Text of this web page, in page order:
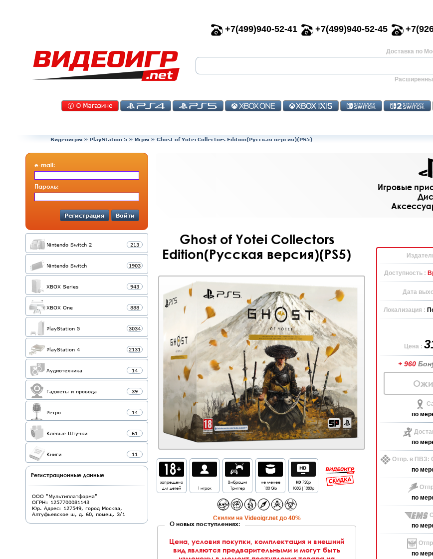
+7(499)940-52-41 +7(499)940-52-45
Доставка по
Видеоигры » PlayStation 5 » Игры » Ghost of Yotei Collectors Edition(Русская версия)(PS5)
e-mail:
Пароль:
Регистрация Войти
Nintendo Switch 2 213
Nintendo Switch 1903
XBOX Series 943
XBOX One 888
PlayStation 5 3034
PlayStation 4 2131
Аудиотехника 14
Гаджеты и провода 39
Ретро 14
Клёвые Штучки 61
Книги 11
Регистрационные данные
ООО "Мультиплатформа"
ОГРН: 1257700081143
Юр. Адрес: 127549, город Москва,
Алтуфьевское ш, д. 60, помещ. 3/1
Игровые
Ghost of Yotei Collectors
Edition(Русская версия)(PS5)
запрещено
для детей
1 игрок
Вибрация
Триггер
не менее
100 Gb
HD720p
1080i|1080p
Cкидки на Videoigr.net до 40%
О новых поступлениях:
Цена, условия покупки, комплектация и внешний
вид являются предварительными и могут быть
Доступность :
Дата
Локализация :
Цена :
+ 960
по
по
Отпр. в ПВЗ:
по
по
по
по